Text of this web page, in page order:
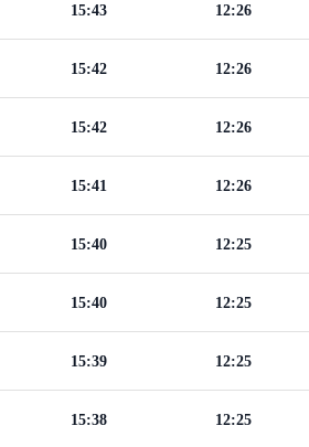
12:26
15:43
12:26
15:42
12:26
15:42
12:26
15:41
12:25
15:40
12:25
15:40
12:25
15:39
12:25
15:38